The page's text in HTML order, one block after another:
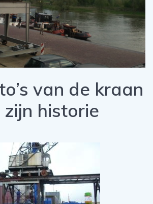
van de kraan
zijn historie